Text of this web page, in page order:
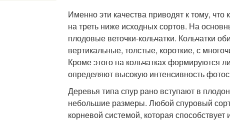
Именно эти качества приводят к тому,
на треть ниже исходных сортов. На
плодовые веточки-кольчатки. Кольчатки
вертикальные, толстые, короткие, с
Кроме этого на кольчатках формируются
определяют высокую интенсивность
Деревья типа спур рано вступают в
небольшие размеры. Любой спуровый
корневой системой, которая